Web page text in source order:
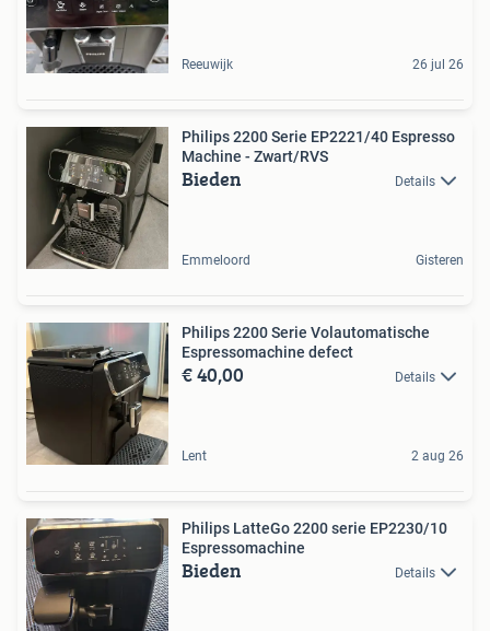
Reeuwijk 26 jul 26
Philips 2200 Serie EP2221/40 Espresso
Machine - Zwart/RVS
Bieden Details
Emmeloord Gisteren
Philips 2200 Serie Volautomatische
Espressomachine defect
€ 40,00 Details
Lent 2 aug 26
Philips LatteGo 2200 serie EP2230/10
Espressomachine
Bieden Details